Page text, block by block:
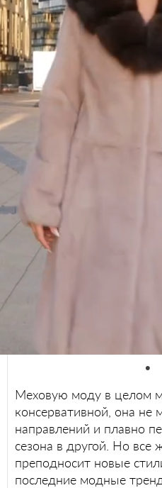
Меховую моду в целом
консервативной, она не
направлений и плавно
сезона в другой. Но
преподносит новые
последние модные